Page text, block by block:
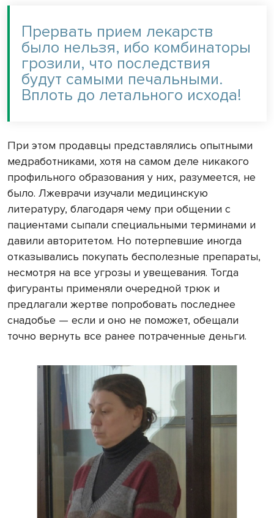
Прервать прием лекарств
было нельзя, ибо комбинаторы
грозили, что последствия
будут самыми печальными.
Вплоть до летального исхода!
При этом продавцы представлялись опытными
медработниками, хотя на самом деле никакого
профильного образования у них, разумеется, не
было. Лжеврачи изучали медицинскую
литературу, благодаря чему при общении с
пациентами сыпали специальными терминами и
давили авторитетом. Но потерпевшие иногда
отказывались покупать бесполезные препараты,
несмотря на все угрозы и увещевания. Тогда
фигуранты применяли очередной трюк и
предлагали жертве попробовать последнее
снадобье — если и оно не поможет, обещали
точно вернуть все ранее потраченные деньги.